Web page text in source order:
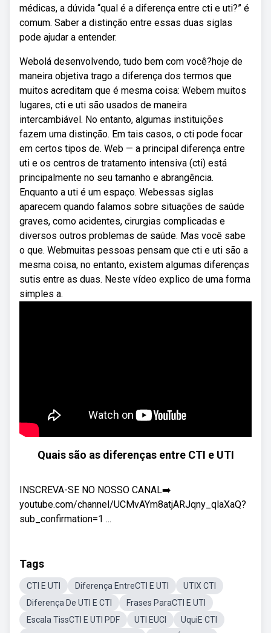
médicas, a dúvida “qual é a diferença entre cti e uti?” é
comum. Saber a distinção entre essas duas siglas
pode ajudar a entender.
Webolá desenvolvendo, tudo bem com você?hoje de
maneira objetiva trago a diferença dos termos que
muitos acreditam que é mesma coisa: Webem muitos
lugares, cti e uti são usados de maneira
intercambiável. No entanto, algumas instituições
fazem uma distinção. Em tais casos, o cti pode focar
em certos tipos de. Web — a principal diferença entre
uti e os centros de tratamento intensiva (cti) está
principalmente no seu tamanho e abrangência.
Enquanto a uti é um espaço. Webessas siglas
aparecem quando falamos sobre situações de saúde
graves, como acidentes, cirurgias complicadas e
diversos outros problemas de saúde. Mas você sabe
o que. Webmuitas pessoas pensam que cti e uti são a
mesma coisa, no entanto, existem algumas diferenças
sutis entre as duas. Neste vídeo explico de uma forma
simples a.
Quais são as diferenças entre CTI e UTI
INSCREVA-SE NO NOSSO CANAL➡️
youtube.com/channel/UCMvAYm8atjARJqny_qlaXaQ?
sub_confirmation=1 ...
Tags
CTI E UTI Diferença EntreCTI E UTI
UTIX CTI
Diferença De UTI E CTI
Frases ParaCTI E UTI
Escala TissCTI E UTI PDF
UTI EUCI
UquiE CTI